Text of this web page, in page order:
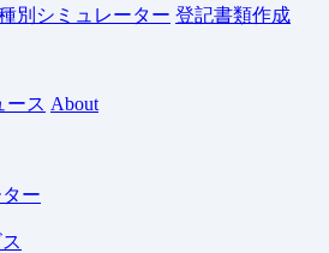
別シミュレーター 登記書類作成
ース About
ー